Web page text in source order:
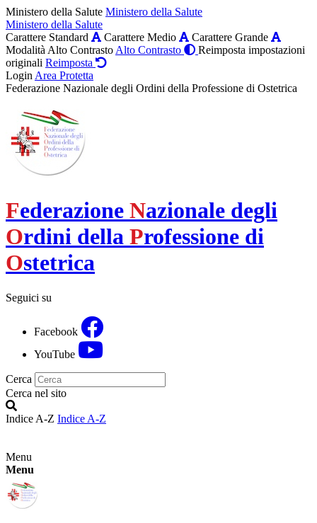
Ministero della Salute Ministero della Salute
Ministero della Salute
Carattere Standard
Carattere Medio
Carattere Grande
Modalità Alto Contrasto Alto Contrasto
Reimposta impostazioni
originali Reimposta
Login Area Protetta
Federazione Nazionale degli Ordini della Professione di Ostetrica
Federazione Nazionale degli
Ordini della Professione di
Ostetrica
Seguici su
Facebook
YouTube
Cerca
Cerca nel sito
Indice A-Z Indice A-Z
Menu
Menu